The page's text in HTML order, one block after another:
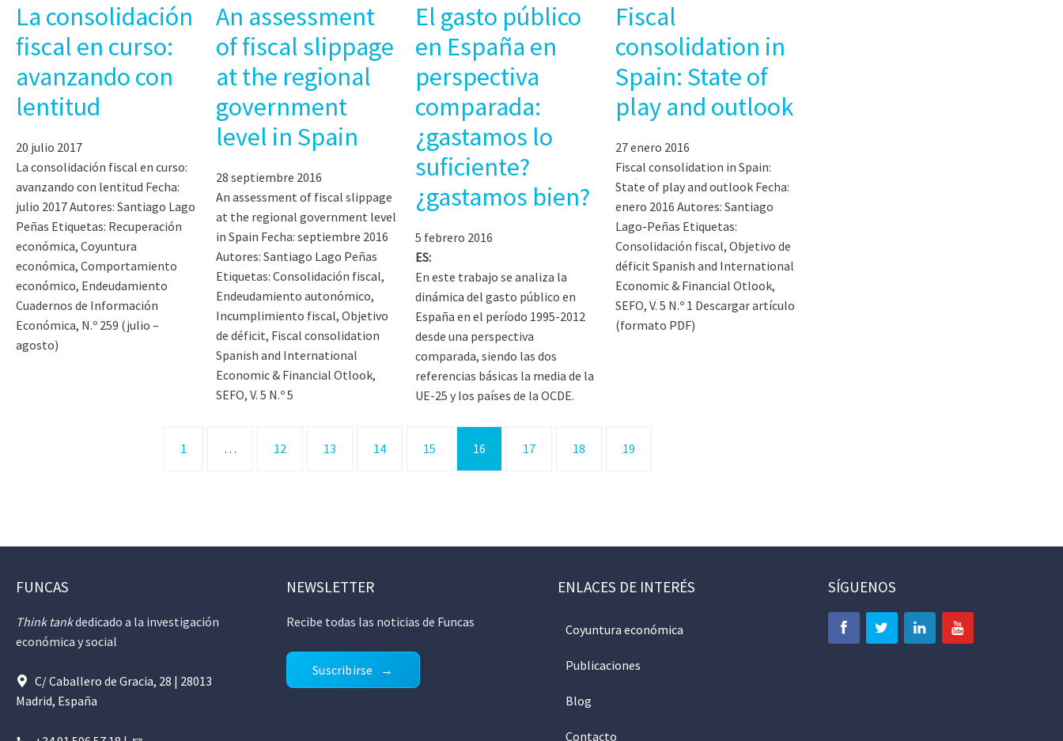
La consolidación
fiscal en curso:
avanzando con
lentitud
20 julio 2017
La consolidación fiscal en curso:
avanzando con lentitud Fecha:
julio 2017 Autores: Santiago Lago
Peñas Etiquetas: Recuperación
económica, Coyuntura
económica, Comportamiento
económico, Endeudamiento
Cuadernos de Información
Económica, N.º 259 (julio –
agosto)
An assessment
of fiscal slippage
at the regional
government
level in Spain
28 septiembre 2016
An assessment of fiscal slippage
at the regional government level
in Spain Fecha: septiembre 2016
Autores: Santiago Lago Peñas
Etiquetas: Consolidación fiscal,
Endeudamiento autonómico,
Incumplimiento fiscal, Objetivo
de déficit, Fiscal consolidation
Spanish and International
Economic & Financial Otlook,
SEFO, V. 5 N.º 5
El gasto público
en España en
perspectiva
comparada:
¿gastamos lo
suficiente?
¿gastamos bien?
5 febrero 2016
ES:
En este trabajo se analiza la
dinámica del gasto público en
España en el período 1995-2012
desde una perspectiva
comparada, siendo las dos
referencias básicas la media de la
UE-25 y los países de la OCDE.
Fiscal
consolidation in
Spain: State of
play and outlook
27 enero 2016
Fiscal consolidation in Spain:
State of play and outlook Fecha:
enero 2016 Autores: Santiago
Lago-Peñas Etiquetas:
Consolidación fiscal, Objetivo de
déficit Spanish and International
Economic & Financial Otlook,
SEFO, V. 5 N.º 1 Descargar artículo
(formato PDF)
1 … 12 13 14 15 16 17 18 19
FUNCAS
Think tankdedicado a la investigación
económica y social
C/ Caballero de Gracia, 28 | 28013
Madrid, España
NEWSLETTER
Recibe todas las noticias de Funcas
Suscribirse
ENLACES DE INTERÉS
Coyuntura económica
Publicaciones
Blog
Contacto
SÍGUENOS